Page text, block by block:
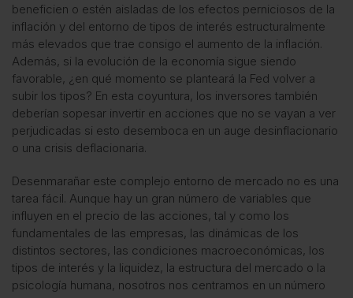
beneficien o estén aisladas de los efectos perniciosos de la
inflación y del entorno de tipos de interés estructuralmente
más elevados que trae consigo el aumento de la inflación.
Además, si la evolución de la economía sigue siendo
favorable, ¿en qué momento se planteará la Fed volver a
subir los tipos? En esta coyuntura, los inversores también
deberían sopesar invertir en acciones que no se vayan a ver
perjudicadas si esto desemboca en un auge desinflacionario
o una crisis deflacionaria.
Desenmarañar este complejo entorno de mercado no es una
tarea fácil. Aunque hay un gran número de variables que
influyen en el precio de las acciones, tal y como los
fundamentales de las empresas, las dinámicas de los
distintos sectores, las condiciones macroeconómicas, los
tipos de interés y la liquidez, la estructura del mercado o la
psicología humana, nosotros nos centramos en un número